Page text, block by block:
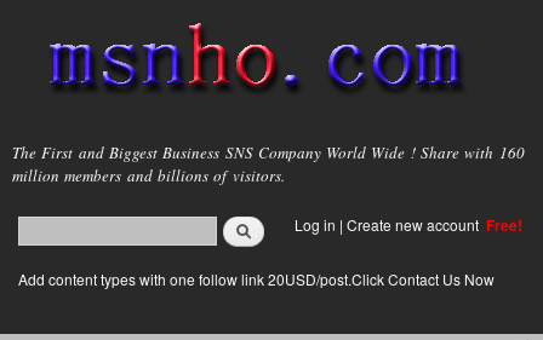
main
content
msnho.com
The First and Biggest Business SNS Company World Wide ! Share with 160
million members and billions of visitors.
Search form
login link
Log in | Create new account Free!
Add content types with one follow link 20USD/post.Click Contact Us Now